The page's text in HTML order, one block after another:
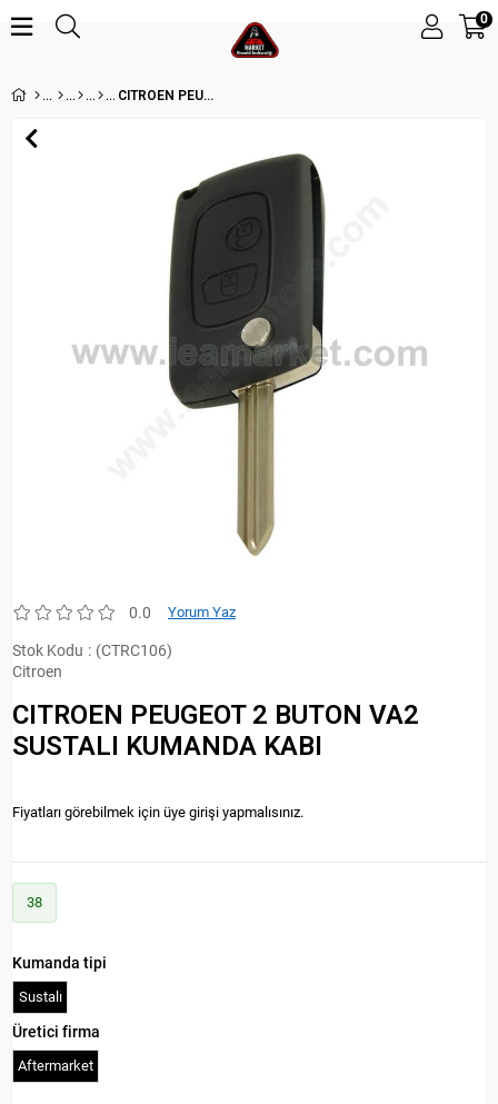
0
CITROEN PEUGEOT 2 BUTON VA2 SUSTALI KUMANDA KABI
0.0 Yorum Yaz
Stok Kodu
(CTRC106)
Citroen
CITROEN PEUGEOT 2 BUTON VA2
SUSTALI KUMANDA KABI
Fiyatları görebilmek için üye girişi yapmalısınız.
38
Kumanda tipi
Sustalı
Üretici firma
Aftermarket